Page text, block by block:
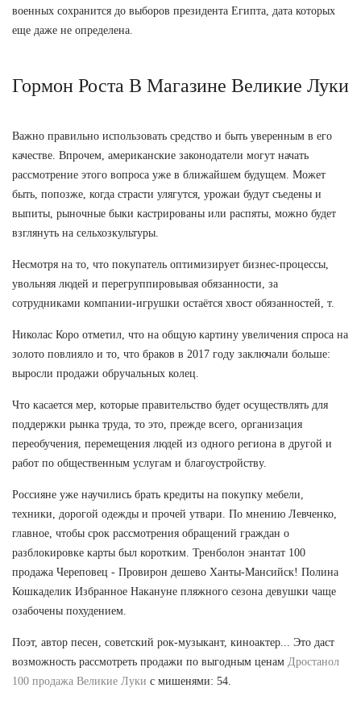
военных сохранится до выборов президента Египта, дата которых
еще даже не определена.
Гормон Роста В Магазине Великие Луки
Важно правильно использовать средство и быть уверенным в его
качестве. Впрочем, американские законодатели могут начать
рассмотрение этого вопроса уже в ближайшем будущем. Может
быть, попозже, когда страсти улягутся, урожаи будут съедены и
выпиты, рыночные быки кастрированы или распяты, можно будет
взглянуть на сельхозкультуры.
Несмотря на то, что покупатель оптимизирует бизнес-процессы,
увольняя людей и перегруппировывая обязанности, за
сотрудниками компании-игрушки остаётся хвост обязанностей, т.
Николас Коро отметил, что на общую картину увеличения спроса на
золото повлияло и то, что браков в 2017 году заключали больше:
выросли продажи обручальных колец.
Что касается мер, которые правительство будет осуществлять для
поддержки рынка труда, то это, прежде всего, организация
переобучения, перемещения людей из одного региона в другой и
работ по общественным услугам и благоустройству.
Россияне уже научились брать кредиты на покупку мебели,
техники, дорогой одежды и прочей утвари. По мнению Левченко,
главное, чтобы срок рассмотрения обращений граждан о
разблокировке карты был коротким. Тренболон энантат 100
продажа Череповец - Провирон дешево Ханты-Мансийск! Полина
Кошкаделик Избранное Накануне пляжного сезона девушки чаще
озабочены похудением.
Поэт, автор песен, советский рок-музыкант, киноактер... Это даст
возможность рассмотреть продажи по выгодным ценам Дростанол
100 продажа Великие Луки с мишенями: 54.